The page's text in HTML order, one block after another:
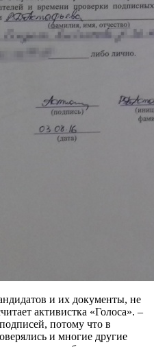
и их документы, не
активистка «Голоса». –
потому что в
и многие другие